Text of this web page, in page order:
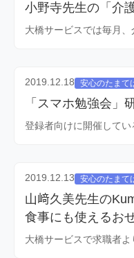
小野寺先生の「介
大橋サービスでは毎月
2019.12.18 安心のたまて
「スマホ勉強会」
登録者向けに開催して
2019.12.13 安心のたまて
山﨑久美先生の
食事にも使えるお
大橋サービスで求職者